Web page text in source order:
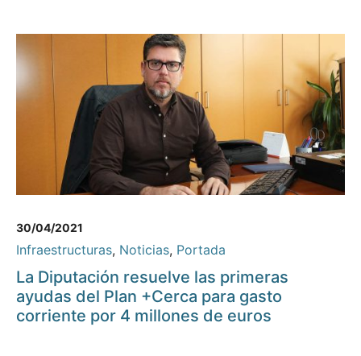
30/04/2021
Infraestructuras, Noticias, Portada
La Diputación resuelve las primeras
ayudas del Plan +Cerca para gasto
corriente por 4 millones de euros